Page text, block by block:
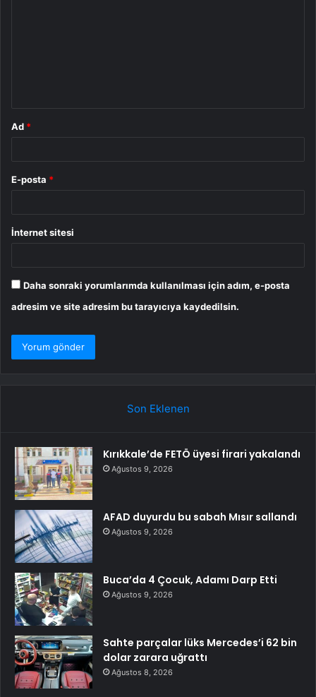
Ad *
E-posta *
İnternet sitesi
Daha sonraki yorumlarımda kullanılması için adım, e-posta
adresim ve site adresim bu tarayıcıya kaydedilsin.
Son Eklenen
Kırıkkale’de FETÖ üyesi firari yakalandı
Ağustos 9, 2026
AFAD duyurdu bu sabah Mısır sallandı
Ağustos 9, 2026
Buca’da 4 Çocuk, Adamı Darp Etti
Ağustos 9, 2026
Sahte parçalar lüks Mercedes’i 62 bin
dolar zarara uğrattı
Ağustos 8, 2026